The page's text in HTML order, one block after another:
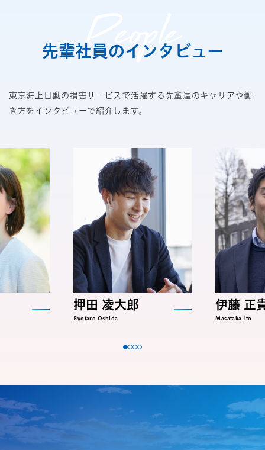
先輩社員のインタビュー
東京海上日動の損害サービスで活躍する先輩達のキャリアや働
き方をインタビューで紹介します。
押田 凌大郎
Ryotaro Oshida
伊藤 正
Masataka Ito